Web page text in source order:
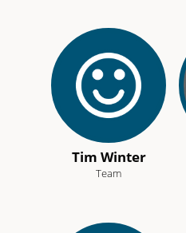
Tim Winter
Team